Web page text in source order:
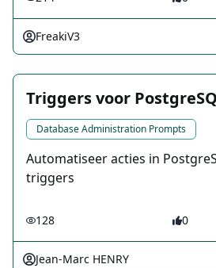
FreakiV3
Triggers voor
Database Administration Prompts
Automatiseer acties in
triggers
128 0
Jean-Marc HENRY